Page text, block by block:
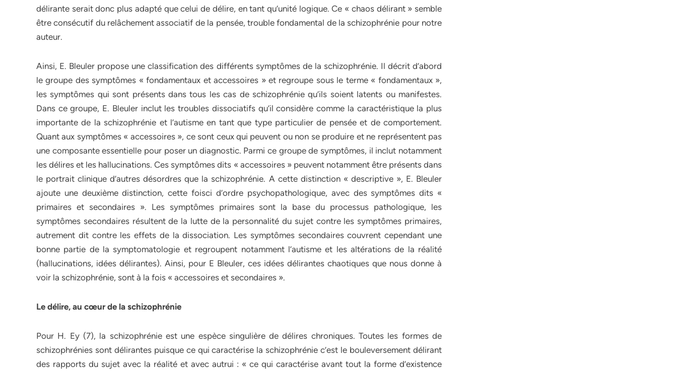
délirante serait donc plus adapté que celui de délire, en tant qu’unité logique. Ce « chaos délirant » semble
être consécutif du relâchement associatif de la pensée, trouble fondamental de la schizophrénie pour notre
auteur.
Ainsi, E. Bleuler propose une classification des différents symptômes de la schizophrénie. Il décrit d’abord
le groupe des symptômes « fondamentaux et accessoires » et regroupe sous le terme « fondamentaux »,
les symptômes qui sont présents dans tous les cas de schizophrénie qu’ils soient latents ou manifestes.
Dans ce groupe, E. Bleuler inclut les troubles dissociatifs qu’il considère comme la caractéristique la plus
importante de la schizophrénie et l’autisme en tant que type particulier de pensée et de comportement.
Quant aux symptômes « accessoires », ce sont ceux qui peuvent ou non se produire et ne représentent pas
une composante essentielle pour poser un diagnostic. Parmi ce groupe de symptômes, il inclut notamment
les délires et les hallucinations. Ces symptômes dits « accessoires » peuvent notamment être présents dans
le portrait clinique d’autres désordres que la schizophrénie. A cette distinction « descriptive », E. Bleuler
ajoute une deuxième distinction, cette foisci d’ordre psychopathologique, avec des symptômes dits «
primaires et secondaires ». Les symptômes primaires sont la base du processus pathologique, les
symptômes secondaires résultent de la lutte de la personnalité du sujet contre les symptômes primaires,
autrement dit contre les effets de la dissociation. Les symptômes secondaires couvrent cependant une
bonne partie de la symptomatologie et regroupent notamment l’autisme et les altérations de la réalité
(hallucinations, idées délirantes). Ainsi, pour E Bleuler, ces idées délirantes chaotiques que nous donne à
voir la schizophrénie, sont à la fois « accessoires et secondaires ».
Le délire, au cœur de la schizophrénie
Pour H. Ey (7), la schizophrénie est une espèce singulière de délires chroniques. Toutes les formes de
schizophrénies sont délirantes puisque ce qui caractérise la schizophrénie c’est le bouleversement délirant
des rapports du sujet avec la réalité et avec autrui : « ce qui caractérise avant tout la forme d’existence